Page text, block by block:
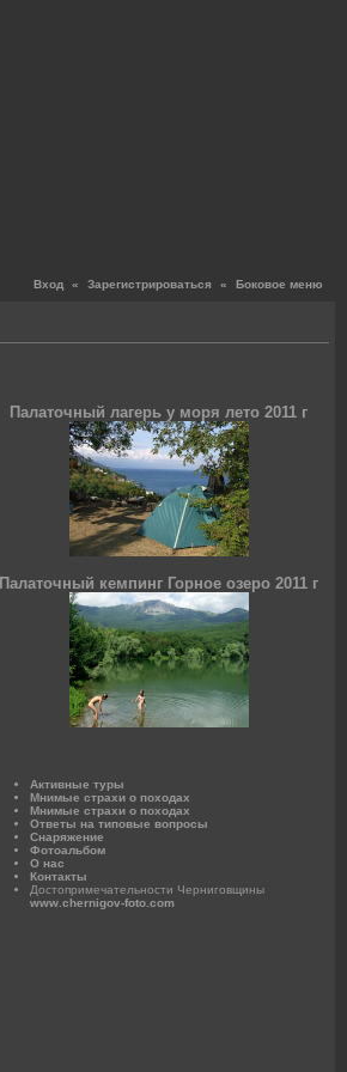
Вход « Зарегистрироваться « Боковое меню
Палаточный лагерь у моря лето 2011 г
Палаточный кемпинг Горное озеро 2011 г
Активные туры
Мнимые страхи о походах
Мнимые страхи о походах
Ответы на типовые вопросы
Снаряжение
Фотоальбом
О нас
Контакты
Достопримечательности Черниговщины
www.chernigov-foto.com